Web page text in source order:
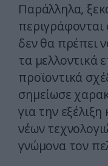
Παράλληλα,
περιγράφονται
δεν θα πρέπει
τα μελλοντικά
προϊοντικά
σημείωσε
για την
νέων
γνώμονα τον